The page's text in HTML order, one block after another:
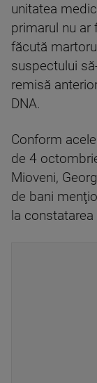
unitatea
primarul nu ar
făcută
suspectului
remisă
DNA.
Conform
de 4
Mioveni,
de bani
la constatarea